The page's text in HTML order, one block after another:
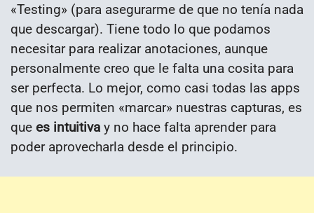
«Testing» (para asegurarme de que no tenía nada
que descargar). Tiene todo lo que podamos
necesitar para realizar anotaciones, aunque
personalmente creo que le falta una cosita para
ser perfecta. Lo mejor, como casi todas las apps
que nos permiten «marcar» nuestras capturas, es
que es intuitiva y no hace falta aprender para
poder aprovecharla desde el principio.